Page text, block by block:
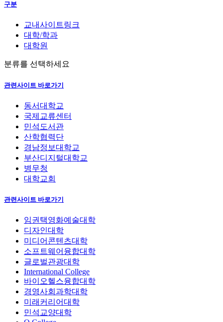
구분
교내사이트링크
대학/학과
대학원
분류를 선택하세요
관련사이트 바로가기
동서대학교
국제교류센터
민석도서관
산학협력단
경남정보대학교
부산디지털대학교
병무청
대학교회
관련사이트 바로가기
임권택영화예술대학
디자인대학
미디어콘텐츠대학
소프트웨어융합대학
글로벌관광대학
International College
바이오헬스융합대학
경영사회과학대학
미래커리어대학
민석교양대학